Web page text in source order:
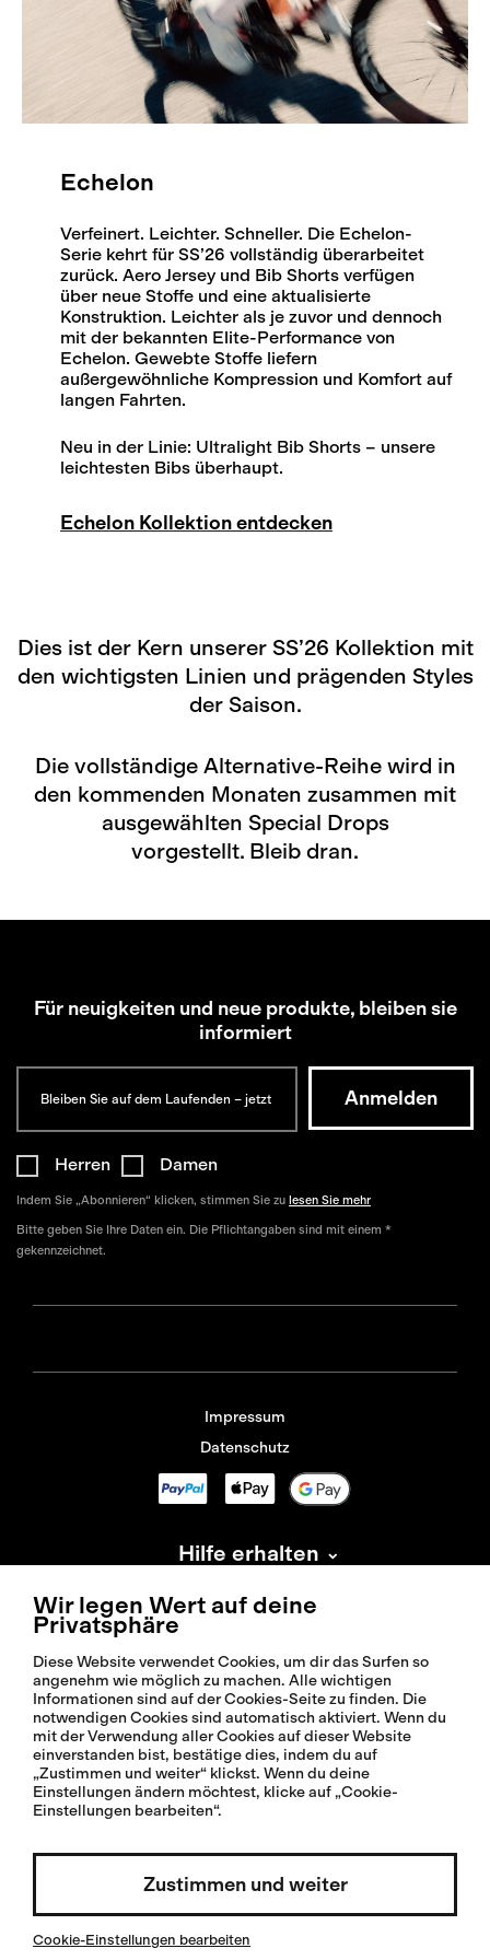
Echelon
Verfeinert. Leichter. Schneller. Die Echelon-
Serie kehrt für SS’26 vollständig überarbeitet
zurück. Aero Jersey und Bib Shorts verfügen
über neue Stoffe und eine aktualisierte
Konstruktion. Leichter als je zuvor und dennoch
mit der bekannten Elite-Performance von
Echelon. Gewebte Stoffe liefern
außergewöhnliche Kompression und Komfort auf
langen Fahrten.
Neu in der Linie: Ultralight Bib Shorts – unsere
leichtesten Bibs überhaupt.
Echelon Kollektion entdecken
Dies ist der Kern unserer SS’26 Kollektion mit
den wichtigsten Linien und prägenden Styles
der Saison.
Die vollständige Alternative-Reihe wird in
den kommenden Monaten zusammen mit
ausgewählten Special Drops
vorgestellt. Bleib dran.
Für neuigkeiten und neue produkte, bleiben sie
informiert
Herren Damen
Indem Sie „Abonnieren“ klicken, stimmen Sie zu lesen Sie mehr
Bitte geben Sie Ihre Daten ein. Die Pflichtangaben sind mit einem *
gekennzeichnet.
Impressum
Datenschutz
Hilfe erhalten
Information
Über Isadore
Wählen Sie das Land / Deutsch
Invested by:
© 2026 Isadoreapparel – Alle Rechte vorbehalten
Wir legen Wert auf deine
Privatsphäre
Diese Website verwendet Cookies, um dir das Surfen so
angenehm wie möglich zu machen. Alle wichtigen
Informationen sind auf der Cookies-Seite zu finden. Die
notwendigen Cookies sind automatisch aktiviert. Wenn du
mit der Verwendung aller Cookies auf dieser Website
einverstanden bist, bestätige dies, indem du auf
„Zustimmen und weiter“ klickst. Wenn du deine
Einstellungen ändern möchtest, klicke auf „Cookie-
Einstellungen bearbeiten“.
Zustimmen und weiter
Cookie-Einstellungen bearbeiten